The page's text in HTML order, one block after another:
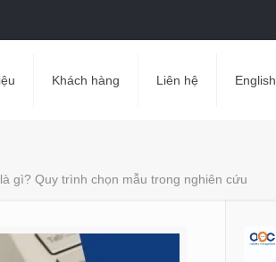
Khách hàng Liên hệ English
gì? Quy trình chọn mẫu trong nghiên cứu